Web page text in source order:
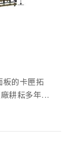
板的卡匣拓
耕耘多年...